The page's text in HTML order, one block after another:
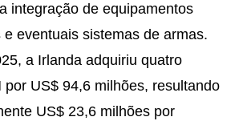
integração de equipamentos
eventuais sistemas de armas.
a Irlanda adquiriu quatro
por US$ 94,6 milhões, resultando
US$ 23,6 milhões por